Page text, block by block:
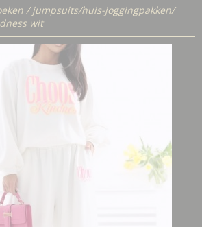
/ jumpsuits/huis-joggingpakken/
wit